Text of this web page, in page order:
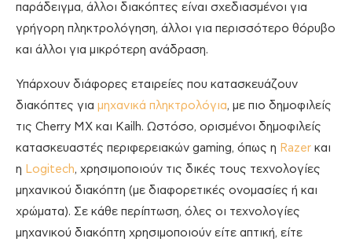
παράδειγμα, άλλοι διακόπτες είναι σχεδιασμένοι για
γρήγορη πληκτρολόγηση, άλλοι για περισσότερο θόρυβο
και άλλοι για μικρότερη ανάδραση.
Υπάρχουν διάφορες εταιρείες που κατασκευάζουν
διακόπτες για μηχανικά πληκτρολόγια, με πιο δημοφιλείς
τις Cherry MX και Kailh. Ωστόσο, ορισμένοι δημοφιλείς
κατασκευαστές περιφερειακών gaming, όπως η Razer και
η Logitech, χρησιμοποιούν τις δικές τους τεχνολογίες
μηχανικού διακόπτη (με διαφορετικές ονομασίες ή και
χρώματα). Σε κάθε περίπτωση, όλες οι τεχνολογίες
μηχανικού διακόπτη χρησιμοποιούν είτε απτική, είτε